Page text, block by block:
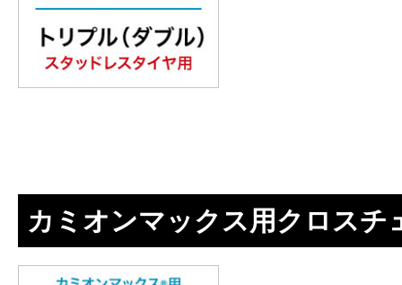
カミオンマックス用クロスチ